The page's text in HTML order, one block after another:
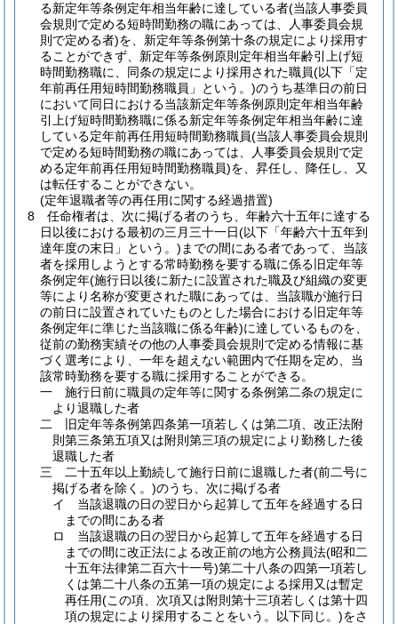
る新定年等条例定年相当年齢に達している者(当該人事委員
会規則で定める短時間勤務の職にあっては、人事委員会規
則で定める者)を、新定年等条例第十条の規定により採用す
ることができず、新定年等条例原則定年相当年齢引上げ短
時間勤務職に、同条の規定により採用された職員(以下「定
年前再任用短時間勤務職員」という。)のうち基準日の前日
において同日における当該新定年等条例原則定年相当年齢
引上げ短時間勤務職に係る新定年等条例定年相当年齢に達
している定年前再任用短時間勤務職員(当該人事委員会規則
で定める短時間勤務の職にあっては、人事委員会規則で定
める定年前再任用短時間勤務職員)を、昇任し、降任し、又
は転任することができない。
(定年退職者等の再任用に関する経過措置)
8
任命権者は、次に掲げる者のうち、年齢六十五年に達する
日以後における最初の三月三十一日(以下「年齢六十五年到
達年度の末日」という。) までの間にある者であって、当該
者を採用しようとする常時勤務を要する職に係る旧定年等
条例定年(施行日以後に新たに設置された職及び組織の変更
等により名称が変更された職にあっては、当該職が施行日
の前日に設置されていたものとした場合における旧定年等
条例定年に準じた当該職に係る年齢)に達しているものを、
従前の勤務実績その他の人事委員会規則で定める情報に基
づく選考により、一年を超えない範囲内で任期を定め、当
該常時勤務を要する職に採用することができる。
一
施行日前に職員の定年等に関する条例第二条の規定に
より退職した者
二
旧定年等条例第四条第一項若しくは第二項、改正法附
則第三条第五項又は附則第三項の規定により勤務した後
退職した者
三
二十五年以上勤続して施行日前に退職した者(前二号に
掲げる者を除く。)のうち、次に掲げる者
イ
当該退職の日の翌日から起算して五年を経過する日
までの間にある者
ロ
当該退職の日の翌日から起算して五年を経過する日
までの間に改正法による改正前の地方公務員法(昭和二
十五年法律第二百六十一号)第二十八条の四第一項若し
くは第二十八条の五第一項の規定による採用又は暫定
再任用(この項、次項又は附則第十三項若しくは第十四
項の規定により採用することをいう。以下同じ。)をさ